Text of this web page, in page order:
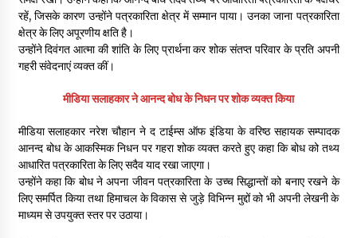
रहें, जिसके कारण उन्होंने पत्रकारिता क्षेत्र में सम्मान पाया। उनका जाना पत्रकारिता
क्षेत्र के लिए अपूरणीय क्षति है।
उन्होंने दिवंगत आत्मा की शांति के लिए प्रार्थना कर शोक संतप्त परिवार के प्रति अपनी
गहरी संवेदनाएं व्यक्त कीं।
मीडिया सलाहकार ने आनन्द बोध के निधन पर शोक व्यक्त किया
मीडिया सलाहकार नरेश चौहान ने द टाईम्स ऑफ इंडिया के वरिष्ठ सहायक सम्पादक
आनन्द बोध के आकस्मिक निधन पर गहरा शोक व्यक्त करते हुए कहा कि बोध को तथ्य
आधारित पत्रकारिता के लिए सदैव याद रखा जाएगा।
उन्होंने कहा कि बोध ने अपना जीवन पत्रकारिता के उच्च सिद्धान्तों को बनाए रखने के
लिए समर्पित किया तथा हिमाचल के विकास से जुड़े विभिन्न मुद्दों को भी अपनी लेखनी के
माध्यम से उपयुक्त स्तर पर उठाया।